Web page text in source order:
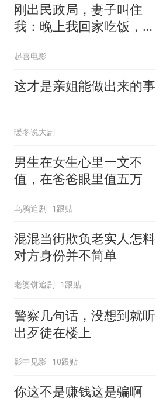
刚出民政局，妻子叫住
我：晚上我回家吃饭，想
起喜电影
这才是亲姐能做出来的事
暖冬说大剧
男生在女生心里一文不
值，在爸爸眼里值五万
乌鸦追剧 1跟贴
混混当街欺负老实人怎料
对方身份并不简单
老婆饼追剧 1跟贴
警察几句话，没想到就听
出歹徒在楼上
影中见影 10跟贴
你这不是赚钱这是骗啊